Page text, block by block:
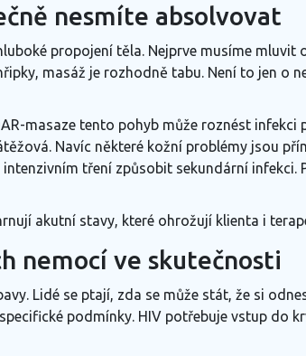
nesmíte absolvovat
propojení těla. Nejprve musíme
masáž je rozhodně tabu. Není to jen o
masaze tento pohyb může roznést
Navíc některé kožní problémy jsou
tření způsobit sekundární infekci.
akutní stavy, které ohrožují klienta i
nemocí ve skutečnosti
Lidé se ptají, zda se může stát, že si
podmínky. HIV potřebuje vstup do